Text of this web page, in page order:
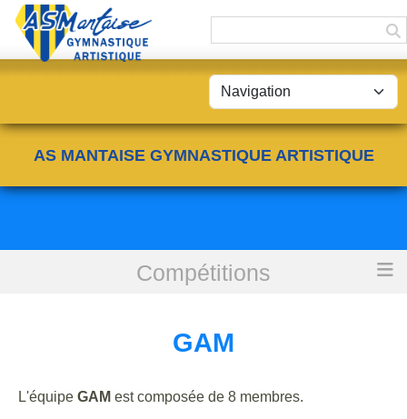
AS MANTAISE GYMNASTIQUE ARTISTIQUE
Compétitions
GAM
GAM
L'équipe GAM est composée de 8 membres.
Panneau de gestion des cookies